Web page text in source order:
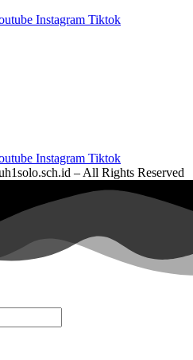
Instagram Tiktok
Instagram Tiktok
– All Rights Reserved